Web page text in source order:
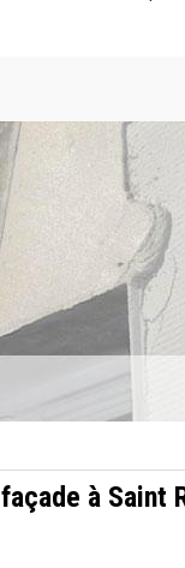
à Saint